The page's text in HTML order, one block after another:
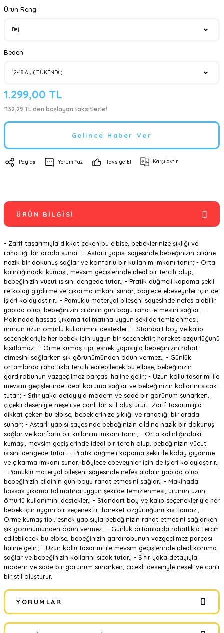
Ürün Rengi
Beden
1.299,00 TL
*132,29 TL den başlayan taksitlerle!
Gelince Haber Ver
Paylaş Yorum Yaz Tavsiye Et Karşılaştır
ÜRÜN BILGISI
- Zarif tasarımıyla dikkat çeken bu elbise, bebeklerinize şıklığı ve
rahatlığı bir arada sunar.; - Astarlı yapısı sayesinde bebeğinizin cildine
nazik bir dokunuş sağlar ve konforlu bir kullanım imkanı tanır.; - Orta
kalınlığındaki kumaşı, mevsim geçişlerinde ideal bir tercih olup,
bebeğinizin vücut ısısını dengede tutar.; - Pratik düğmeli kapama şekli
ile kolay giydirme ve çıkarma imkanı sunar; böylece ebeveynler için de
işleri kolaylaştırır.; - Pamuklu materyal bileşeni sayesinde nefes alabilir
yapıda olup, bebeğinizin cildinin gün boyu rahat etmesini sağlar.; -
Makinada hassas yıkama talimatına uygun şekilde temizlenmesi,
ürünün uzun ömürlü kullanımını destekler.; - Standart boy ve kalıp
seçenekleriyle her bebek için uygun bir seçenektir; hareket özgürlüğünü
kısıtlamaz.; - Örme kumaş tipi, esnek yapısıyla bebeğinizin rahat
etmesini sağlarken şık görünümünden ödün vermez.; - Günlük
ortamlarda rahatlıkla tercih edilebilecek bu elbise, bebeğinizin
gardırobunun vazgeçilmez parçası haline gelir.; - Uzun kollu tasarımı ile
mevsim geçişlerinde ideal koruma sağlar ve bebeğinizin kollarını sıcak
tutar.; - Sıfır yaka detayıyla modern ve sade bir görünüm sunarken,
çiçekli deseniyle neşeli ve canlı bir stil oluşturur.- Zarif tasarımıyla
dikkat çeken bu elbise, bebeklerinize şıklığı ve rahatlığı bir arada
sunar.; - Astarlı yapısı sayesinde bebeğinizin cildine nazik bir dokunuş
sağlar ve konforlu bir kullanım imkanı tanır.; - Orta kalınlığındaki
kumaşı, mevsim geçişlerinde ideal bir tercih olup, bebeğinizin vücut
ısısını dengede tutar.; - Pratik düğmeli kapama şekli ile kolay giydirme
ve çıkarma imkanı sunar; böylece ebeveynler için de işleri kolaylaştırır.;
- Pamuklu materyal bileşeni sayesinde nefes alabilir yapıda olup,
bebeğinizin cildinin gün boyu rahat etmesini sağlar.; - Makinada
hassas yıkama talimatına uygun şekilde temizlenmesi, ürünün uzun
ömürlü kullanımını destekler.; - Standart boy ve kalıp seçenekleriyle her
bebek için uygun bir seçenektir; hareket özgürlüğünü kısıtlamaz.; -
Örme kumaş tipi, esnek yapısıyla bebeğinizin rahat etmesini sağlarken
şık görünümünden ödün vermez.; - Günlük ortamlarda rahatlıkla tercih
edilebilecek bu elbise, bebeğinizin gardırobunun vazgeçilmez parçası
haline gelir.; - Uzun kollu tasarımı ile mevsim geçişlerinde ideal koruma
sağlar ve bebeğinizin kollarını sıcak tutar.; - Sıfır yaka detayıyla
modern ve sade bir görünüm sunarken, çiçekli deseniyle neşeli ve canlı
bir stil oluşturur.
YORUMLAR